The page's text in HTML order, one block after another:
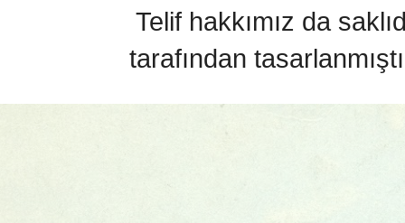
Telif hakkımız da
tarafından